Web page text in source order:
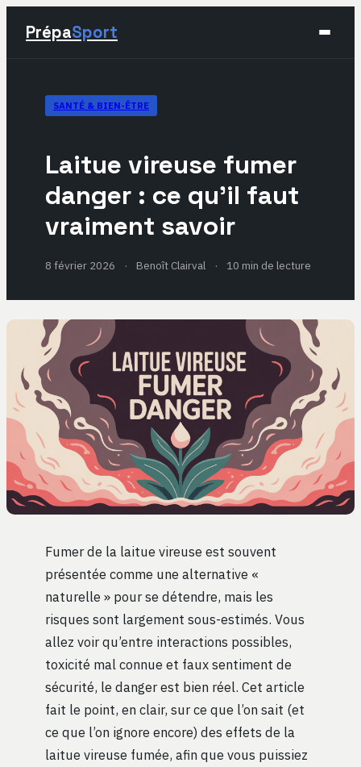
PrépaSport
Sport
Développement Personnel
Lifestyle
SANTÉ & BIEN-ÊTRE
Laitue vireuse fumer
danger : ce qu’il faut
vraiment savoir
8 février 2026 · Benoît Clairval · 10 min de lecture
Fumer de la laitue vireuse est souvent
présentée comme une alternative «
naturelle » pour se détendre, mais les
risques sont largement sous-estimés. Vous
allez voir qu’entre interactions possibles,
toxicité mal connue et faux sentiment de
sécurité, le danger est bien réel. Cet article
fait le point, en clair, sur ce que l’on sait (et
ce que l’on ignore encore) des effets de la
laitue vireuse fumée, afin que vous puissiez